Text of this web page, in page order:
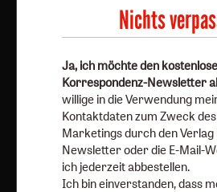
Barrierefreiheit
Vertrag widerrufen
Nichts
Ja, ich möchte den
Korrespondenz-Newsletter
willige in die Verwendung
Kontaktdaten zum Zweck
Marketings durch den Verlag
Newsletter oder die E-Mail-
ich jederzeit abbestellen.
Ich bin einverstanden, dass